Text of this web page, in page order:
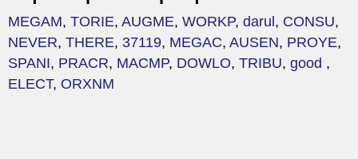
MEGAM, TORIE, AUGME, WORKP, darul , CONSU,
NEVER, THERE, 37119, MEGAC, AUSEN, PROYE,
SPANI, PRACR, MACMP, DOWLO, TRIBU, good ,
ELECT, ORXNM